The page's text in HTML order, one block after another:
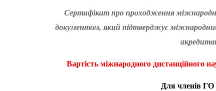
Сертифікат про проходження
документом, який підтверджує міжнародний
Вартість міжнародного дистанційного
Для членів